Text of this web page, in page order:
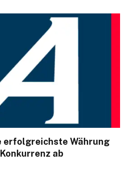
erfolgreichste Währung
ab